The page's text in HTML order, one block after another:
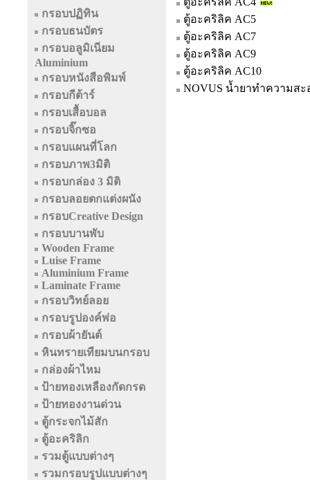
กรอบปฏิทิน
กรอบธนบัตร
กรอบอลูมิเนียม
Aluminium
กรอบหนังสือพิมพ์
กรอบกีต้าร์
กรอบเสื้อบอล
กรอบจิ๊กซอ
กรอบแผนที่โลก
กรอบภาพ3มิติ
กรอบกล่อง 3 มิติ
กรอบลอยตกแต่งผนัง
กรอบCreative Design
กรอบบานพับ
Wooden Frame
Luise Frame
Aluminium Frame
Laminate Frame
กรอบวิทย์ลอย
กรอบรูปองค์พ่อ
กรอบผ้ายันต์
หินทรายเทียมบนกรอบ
กล่องผ้าไหม
ป้ายทองเหลืองกัดกรด
ป้ายทองงานด่วน
ตู้กระจกไม้สัก
ตู้อะคริลิก
รวมตู้แบบต่างๆ
รวมกรอบรูปแบบต่างๆ
ตู้อะคริลิค AC5
ตู้อะคริลิค AC7
ตู้อะคริลิค AC9
ตู้อะคริลิค AC10
NOVUS น้ำยาทำความส